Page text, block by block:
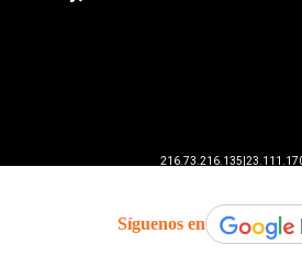
Síguenos en